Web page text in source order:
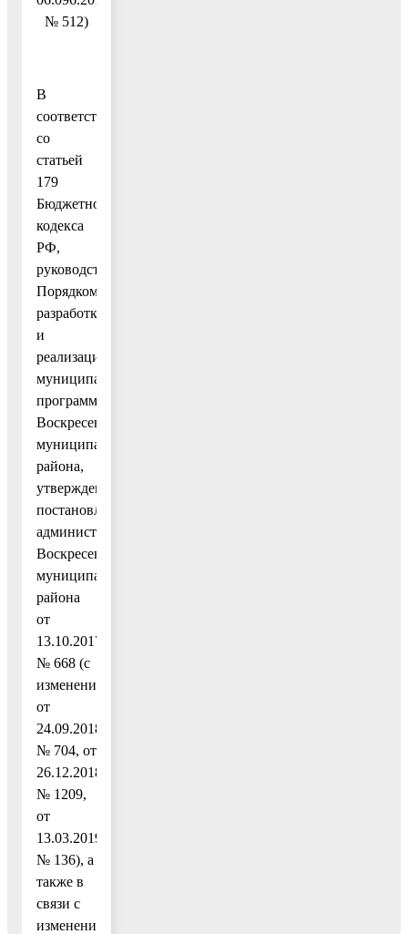
№ 512)
В
соответствии
со
статьей
179
Бюджетного
кодекса
РФ,
руководствуясь
Порядком
разработки
и
реализации
муниципальных
программ
Воскресенского
муниципального
района,
утвержденным
постановлением
администрации
Воскресенского
муниципального
района
от
13.10.2017
№ 668 (с
изменениями
от
24.09.2018
№ 704, от
26.12.2018
№ 1209,
от
13.03.2019
№ 136), а
также в
связи с
изменением